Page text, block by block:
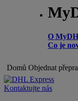
O
Co je
Domů Objednat
Kontaktujte nás